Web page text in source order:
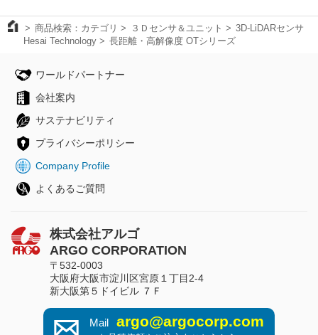
商品検索：カテゴリ ３Ｄセンサ＆ユニット
3D-LiDARセンサ
Hesai Technology
長距離・高解像度 OTシリーズ
ワールドパートナー
会社案内
サステナビリティ
プライバシーポリシー
Company Profile
よくあるご質問
株式会社アルゴ
ARGO CORPORATION
〒532-0003
大阪府大阪市淀川区宮原１丁目2-4
新大阪第５ドイビル ７Ｆ
Mail argo@argocorp.com